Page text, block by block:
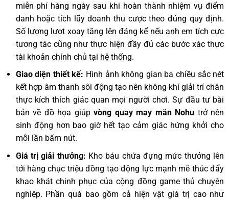
miễn phí hàng ngày sau khi hoàn thành nhiệm vụ điểm
danh hoặc tích lũy doanh thu cược theo đúng quy định.
Số lượng lượt xoay tăng lên đáng kể nếu anh em tích cực
tương tác cũng như thực hiện đầy đủ các bước xác thực
tài khoản chính chủ tại hệ thống.
Giao diện thiết kế: Hình ảnh không gian ba chiều sắc nét
kết hợp âm thanh sôi động tạo nên không khí giải trí chân
thực kích thích giác quan mọi người chơi. Sự đầu tư bài
bản về đồ họa giúpvòng quay may mắn Nohu trở nên
sinh động hơn bao giờ hết tạo cảm giác hứng khởi cho
mỗi lần bấm nút.
Giá trị giải thưởng: Kho báu chứa đựng mức thưởng lên
tới hàng chục triệu đồng tạo động lực mạnh mẽ thúc đẩy
khao khát chinh phục của cộng đồng game thủ chuyên
nghiệp. Phần quà bao gồm cả hiện vật giá trị cao như